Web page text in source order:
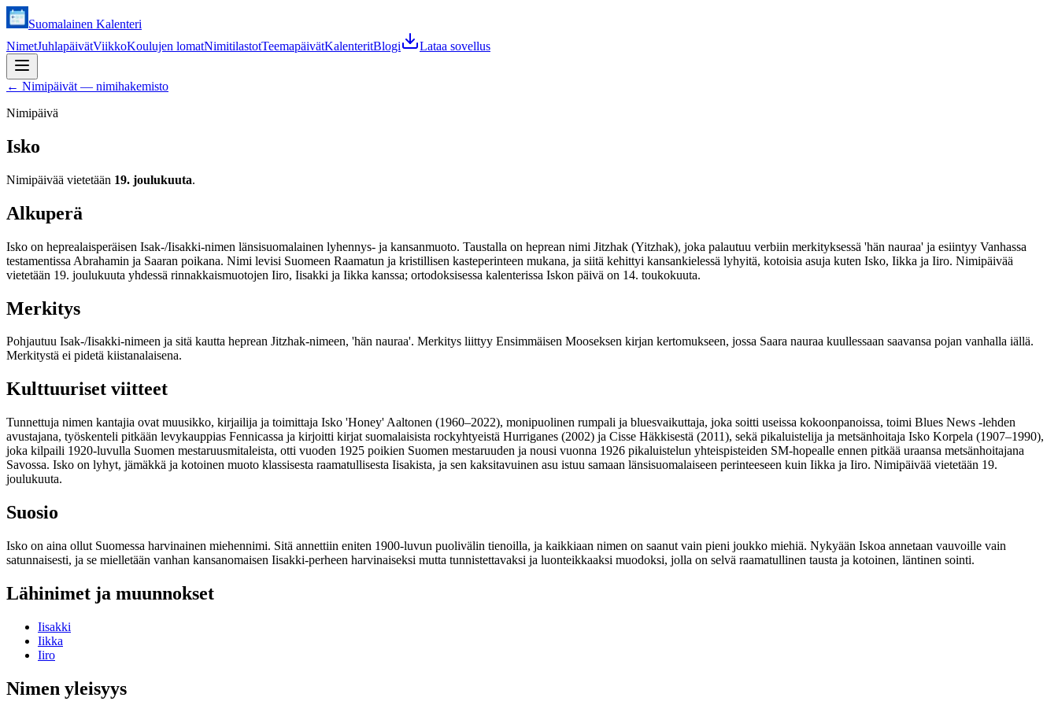
Suomalainen Kalenteri
NimetJuhlapäivätViikkoKoulujen lomatNimitilastotTeemapäivätKalenteritBlogi Lataa sovellus
← Nimipäivät — nimihakemisto
Nimipäivä
Isko
Nimipäivää vietetään 19. joulukuuta.
Alkuperä
Isko on heprealaisperäisen Isak-/Iisakki-nimen länsisuomalainen lyhennys- ja kansanmuoto. Taustalla on heprean nimi Jitzhak (Yitzhak), joka palautuu verbiin merkityksessä 'hän nauraa' ja esiintyy Vanhassa
testamentissa Abrahamin ja Saaran poikana. Nimi levisi Suomeen Raamatun ja kristillisen kasteperinteen mukana, ja siitä kehittyi kansankielessä lyhyitä, kotoisia asuja kuten Isko, Iikka ja Iiro. Nimipäivää
vietetään 19. joulukuuta yhdessä rinnakkaismuotojen Iiro, Iisakki ja Iikka kanssa; ortodoksisessa kalenterissa Iskon päivä on 14. toukokuuta.
Merkitys
Pohjautuu Isak-/Iisakki-nimeen ja sitä kautta heprean Jitzhak-nimeen, 'hän nauraa'. Merkitys liittyy Ensimmäisen Mooseksen kirjan kertomukseen, jossa Saara nauraa kuullessaan saavansa pojan vanhalla iällä.
Merkitystä ei pidetä kiistanalaisena.
Kulttuuriset viitteet
Tunnettuja nimen kantajia ovat muusikko, kirjailija ja toimittaja Isko 'Honey' Aaltonen (1960–2022), monipuolinen rumpali ja bluesvaikuttaja, joka soitti useissa kokoonpanoissa, toimi Blues News -lehden
avustajana, työskenteli pitkään levykauppias Fennicassa ja kirjoitti kirjat suomalaisista rockyhtyeistä Hurriganes (2002) ja Cisse Häkkisestä (2011), sekä pikaluistelija ja metsänhoitaja Isko Korpela (1907–1990),
joka kilpaili 1920-luvulla Suomen mestaruusmitaleista, otti vuoden 1925 poikien Suomen mestaruuden ja nousi vuonna 1926 pikaluistelun yhteispisteiden SM-hopealle ennen pitkää uraansa metsänhoitajana
Savossa. Isko on lyhyt, jämäkkä ja kotoinen muoto klassisesta raamatullisesta Iisakista, ja sen kaksitavuinen asu istuu samaan länsisuomalaiseen perinteeseen kuin Iikka ja Iiro. Nimipäivää vietetään 19.
joulukuuta.
Suosio
Isko on aina ollut Suomessa harvinainen miehennimi. Sitä annettiin eniten 1900-luvun puolivälin tienoilla, ja kaikkiaan nimen on saanut vain pieni joukko miehiä. Nykyään Iskoa annetaan vauvoille vain
satunnaisesti, ja se mielletään vanhan kansanomaisen Iisakki-perheen harvinaiseksi mutta tunnistettavaksi ja luonteikkaaksi muodoksi, jolla on selvä raamatullinen tausta ja kotoinen, läntinen sointi.
Lähinimet ja muunnokset
Iisakki
Iikka
Iiro
Nimen yleisyys